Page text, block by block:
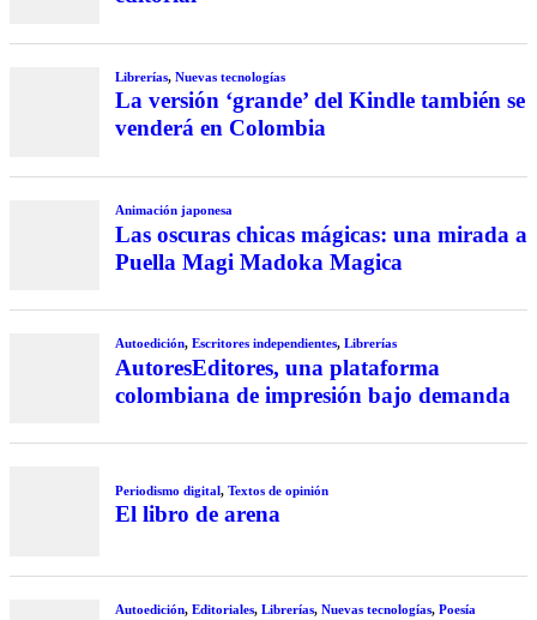
Librerías, Nuevas tecnologías
La versión ‘grande’ del Kindle también se
venderá en Colombia
Animación japonesa
Las oscuras chicas mágicas: una mirada a
Puella Magi Madoka Magica
Autoedición, Escritores independientes, Librerías
AutoresEditores, una plataforma
colombiana de impresión bajo demanda
Periodismo digital, Textos de opinión
El libro de arena
Autoedición, Editoriales, Librerías, Nuevas tecnologías, Poesía